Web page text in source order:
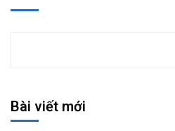
Bài viết mới